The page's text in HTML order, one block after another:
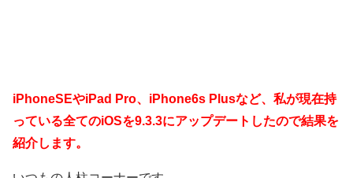
iPhoneSEやiPad Pro、iPhone6s Plusなど、私が現在持
っている全てのiOSを9.3.3にアップデートしたので結果を
紹介します。